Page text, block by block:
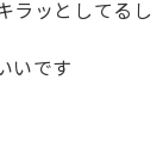
ラッとしてるし
いです